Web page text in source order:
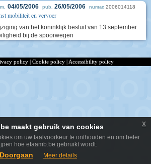
04/05/2006 pub. 26/05/2006 numac 2006014118
mobiliteit en vervoer
van het koninklijk besluit van 13 september
bij de spoorwegen
policy | Cookie policy | Accessibility policy
maakt gebruik van cookies
om uw taalvoorkeur te onthouden en om beter
hoe etaamb.be gebruikt wordt.
Doorgaan Meer details
x